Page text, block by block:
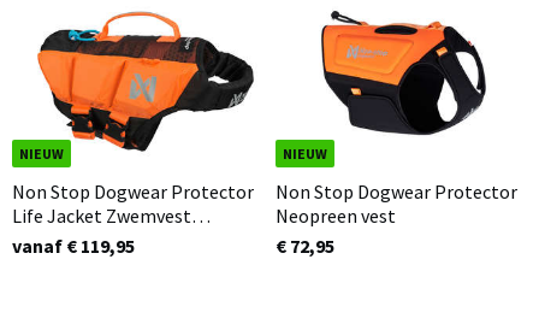
NIEUW
Non Stop Dogwear Protector
Life Jacket Zwemvest
Oranje/Zwart
vanaf € 119,95
NIEUW
Non Stop Dogwear Protector
Neopreen vest
€ 72,95